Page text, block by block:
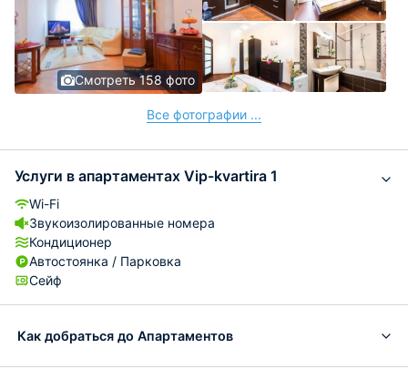
Смотреть 158 фото
Все фотографии ...
Услуги в апартаментах Vip-kvartira 1
Wi-Fi
Звукоизолированные номера
Кондиционер
Автостоянка / Парковка
Сейф
Как добраться до Апартаментов